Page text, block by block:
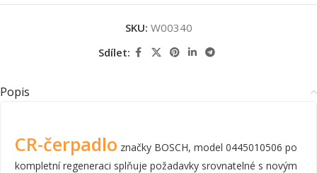
SKU: W00340
Sdílet:
Popis
CR-čerpadlo značky BOSCH, model 0445010506 po
kompletní regeneraci splňuje požadavky srovnatelné s novým